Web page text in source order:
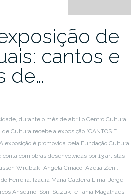
de
cantos e
de…
durante o mês de abril o Centro Cultural
de Cultura recebe a exposição “CANTOS E
A exposição é promovida pela Fundação Cultural
conta com obras desenvolvidas por 13 artistas
Wrublak; Angela Ciriaco; Azelia Zeni;
Ferreira; Izaura Maria Caldeira Lima; Jorge
Anselmo; Soni Suzuki e Tânia Magalhães.